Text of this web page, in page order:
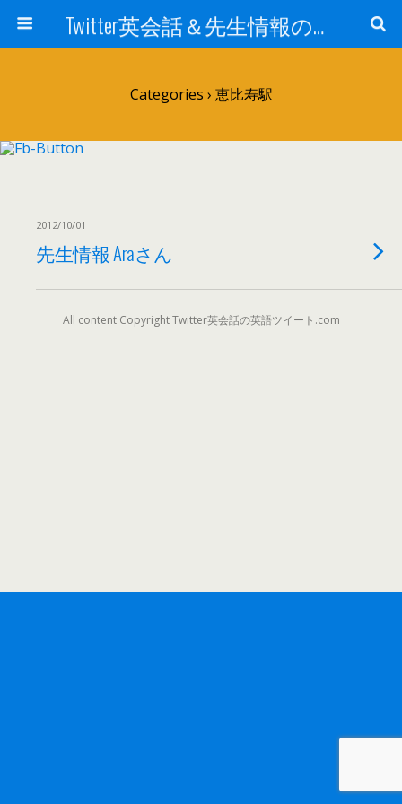
Twitter英会話＆先生情報の英語ツイート.com
Categories › 恵比寿駅
2012/10/01
先生情報 Araさん
All content Copyright Twitter英会話の英語ツイート.com